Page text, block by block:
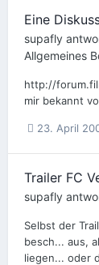
Eine
supafly
Allgemeines
http://
mir bekannt
23. April
Trailer FC
supafly
Selbst der
besch... aus,
liegen... oder